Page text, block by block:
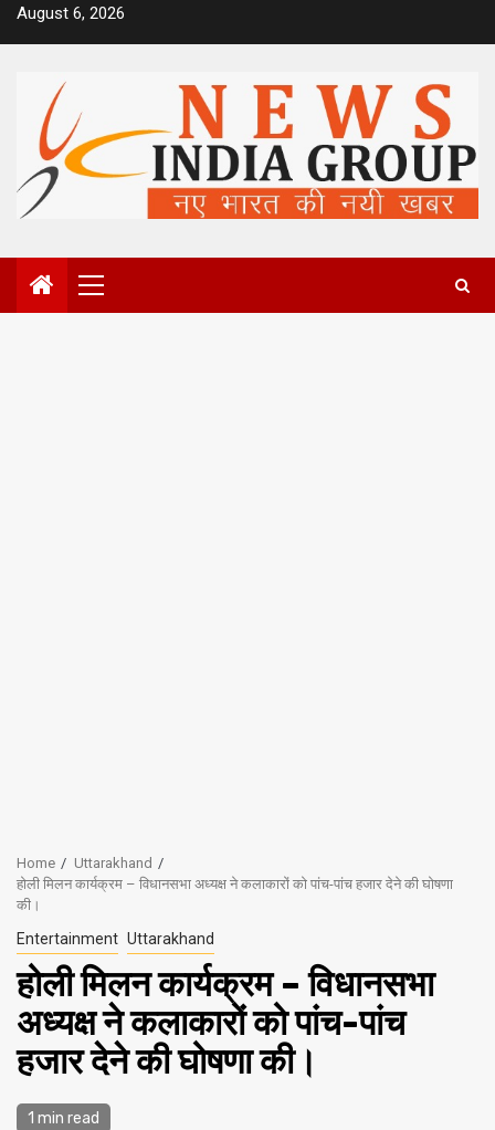
SkipAugust 6, 2026
Primary
Menu
Home
Uttarakhand
होली मिलन कार्यक्रम – विधानसभा अध्यक्ष ने कलाकारों को पांच-पांच हजार देने की घोषणा
की।
Entertainment Uttarakhand
होली मिलन कार्यक्रम – विधानसभा
अध्यक्ष ने कलाकारों को पांच-पांच
हजार देने की घोषणा की।
1 min read